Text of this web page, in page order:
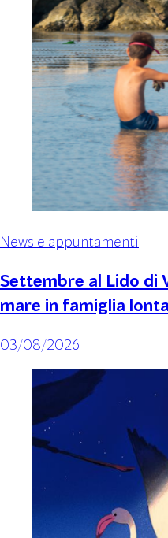
News e appuntamenti
Settembre al Lido di
mare in famiglia
03/08/2026